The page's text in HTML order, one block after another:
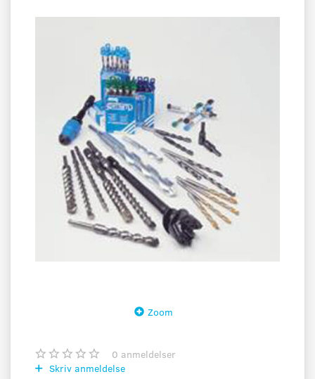
Zoom
0 anmeldelser
Skriv anmeldelse